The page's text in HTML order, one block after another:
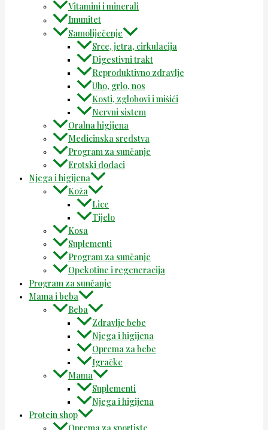
Vitamini i minerali
Imunitet
Samoliječenje
Srce, jetra, cirkulacija
Digestivni trakt
Reproduktivno zdravlje
Uho, grlo, nos
Kosti, zglobovi i mišići
Nervni sistem
Oralna higijena
Medicinska sredstva
Program za sunčanje
Erotski dodaci
Njega i higijena
Koža
Lice
Tijelo
Kosa
Suplementi
Program za sunčanje
Opekotine i regeneracija
Program za sunčanje
Mama i beba
Beba
Zdravlje bebe
Njega i higijena
Oprema za bebe
Igračke
Mama
Suplementi
Njega i higijena
Protein shop